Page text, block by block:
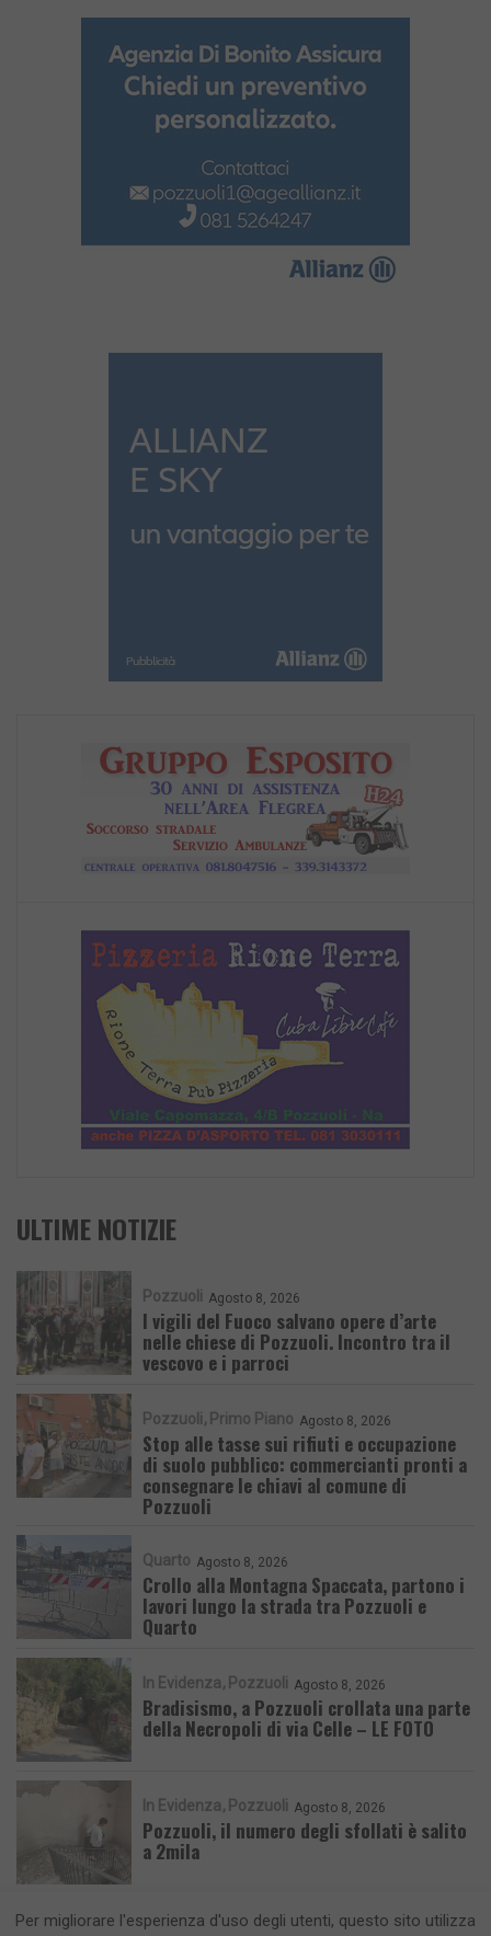
ULTIME NOTIZIE
Pozzuoli Agosto 8, 2026
I vigili del Fuoco salvano opere d’arte
nelle chiese di Pozzuoli. Incontro tra il
vescovo e i parroci
Pozzuoli Primo Piano Agosto 8, 2026
Stop alle tasse sui rifiuti e occupazione
di suolo pubblico: commercianti pronti a
consegnare le chiavi al comune di
Pozzuoli
Quarto Agosto 8, 2026
Crollo alla Montagna Spaccata, partono i
lavori lungo la strada tra Pozzuoli e
Quarto
In Evidenza Pozzuoli Agosto 8, 2026
Bradisismo, a Pozzuoli crollata una parte
della Necropoli di via Celle – LE FOTO
In Evidenza Pozzuoli Agosto 8, 2026
Pozzuoli, il numero degli sfollati è salito
a 2mila
Per migliorare l'esperienza d'uso degli utenti, questo sito utilizza